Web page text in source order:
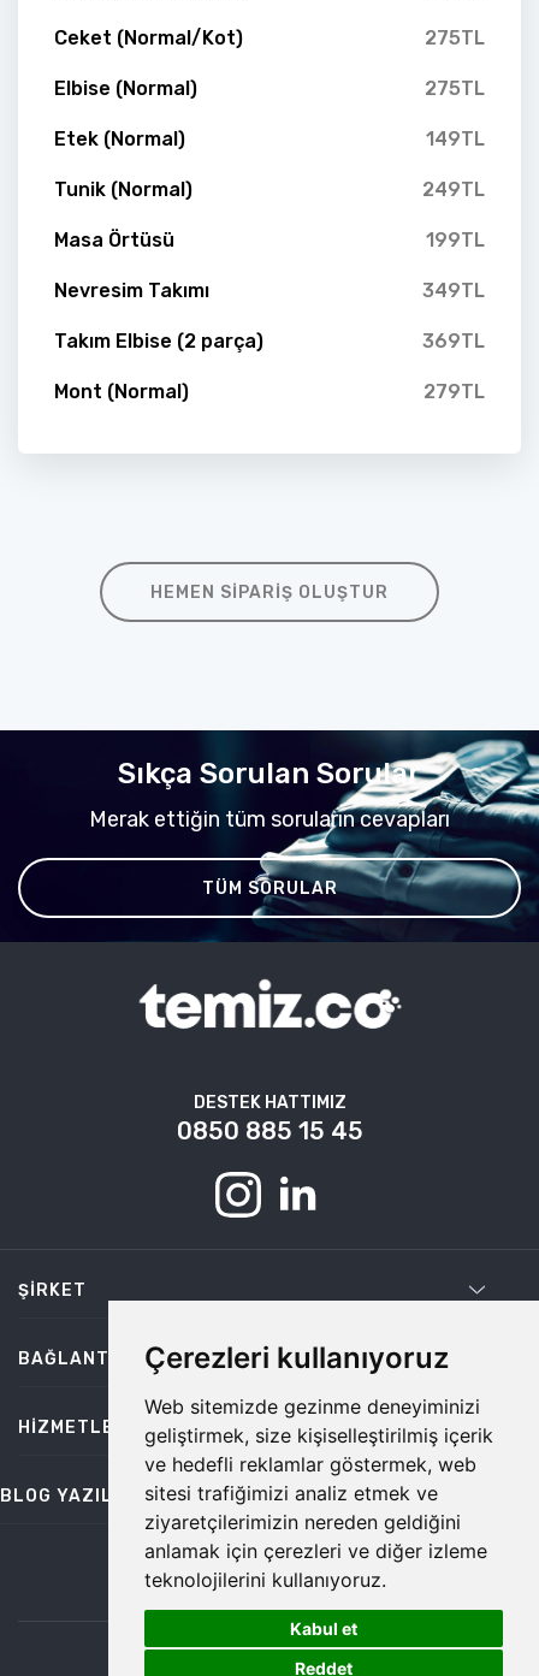
Çerezleri kullanıyoruz
Web sitemizde gezinme deneyiminizi
geliştirmek, size kişiselleştirilmiş içerik
ve hedefli reklamlar göstermek, web
sitesi trafiğimizi analiz etmek ve
ziyaretçilerimizin nereden geldiğini
anlamak için çerezleri ve diğer izleme
teknolojilerini kullanıyoruz.
Kabul et
Reddet
Ceket (Normal/Kot) 275TL
Elbise (Normal) 275TL
Etek (Normal) 149TL
Tunik (Normal) 249TL
Masa Örtüsü 199TL
Nevresim Takımı 349TL
Takım Elbise (2 parça) 369TL
Mont (Normal) 279TL
HEMEN SIPARIŞ OLUŞTUR
Sıkça Sorulan Sorular
Merak ettiğin tüm soruların cevapları
TÜM SORULAR
DESTEK HATTIMIZ
0850 885 15 45
ŞIRKET
BAĞLANTILAR
HIZMETLER
BLOG YAZILARI
bilgi@temiz.co
©2026 Temiz, Her Hakkı Saklıdır.